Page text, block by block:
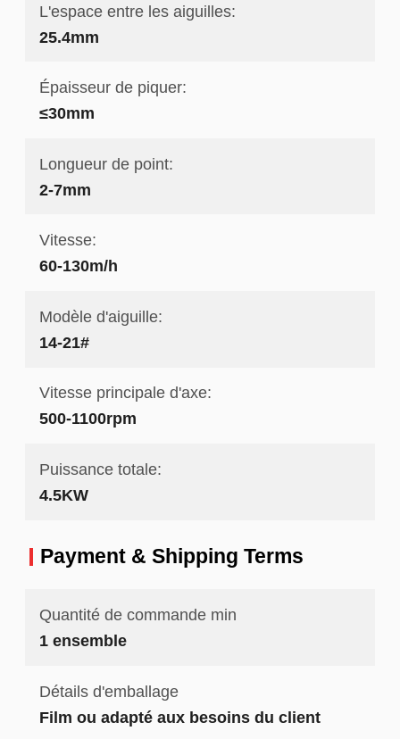
L'espace entre les aiguilles:
25.4mm
Épaisseur de piquer:
≤30mm
Longueur de point:
2-7mm
Vitesse:
60-130m/h
Modèle d'aiguille:
14-21#
Vitesse principale d'axe:
500-1100rpm
Puissance totale:
4.5KW
Payment & Shipping Terms
Quantité de commande min
1 ensemble
Détails d'emballage
Film ou adapté aux besoins du client